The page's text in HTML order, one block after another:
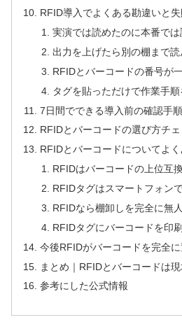
RFID導入でよくある勘違いと失
実演では読めたのに本番で
出力を上げたら別の棚まで読
RFIDとバーコードの番号が
タグを貼っただけで作業手
7日間でできる導入前の確認手順
RFIDとバーコードの選び方チェ
RFIDとバーコードについてよ
RFIDはバーコードの上位互
RFIDタグはスマートフォン
RFIDなら棚卸しを完全に無
RFIDタグにバーコードを印
今後RFIDがバーコードを完全
まとめ｜RFIDとバーコードは
参考にした公式情報